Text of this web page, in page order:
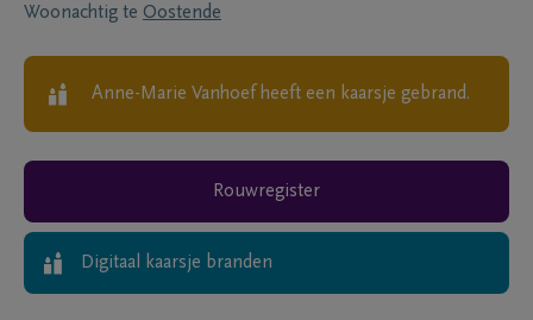
Woonachtig te Oostende
Anne-Marie Vanhoef heeft een kaarsje gebrand.
Rouwregister
Digitaal kaarsje branden